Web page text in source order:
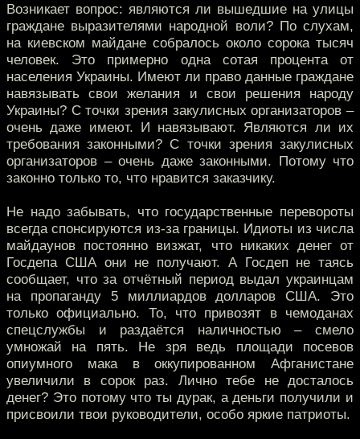
Возникает вопрос: являются ли вышедшие на улицы
граждане выразителями народной воли? По слухам,
на киевском майдане собралось около сорока тысяч
человек. Это примерно одна сотая процента от
населения Украины. Имеют ли право данные граждане
навязывать свои желания и свои решения народу
Украины? С точки зрения закулисных организаторов –
очень даже имеют. И навязывают. Являются ли их
требования законными? С точки зрения закулисных
организаторов – очень даже законными. Потому что
законно только то, что нравится заказчику.
Не надо забывать, что государственные перевороты
всегда спонсируются из-за границы. Идиоты из числа
майдаунов постоянно визжат, что никаких денег от
Госдепа США они не получают. А Госдеп не таясь
сообщает, что за отчётный период выдал украинцам
на пропаганду 5 миллиардов долларов США. Это
только официально. То, что привозят в чемоданах
спецслужбы и раздаётся наличностью – смело
умножай на пять. Не зря ведь площади посевов
опиумного мака в оккупированном Афганистане
увеличили в сорок раз. Лично тебе не досталось
денег? Это потому что ты дурак, а деньги получили и
присвоили твои руководители, особо яркие патриоты.